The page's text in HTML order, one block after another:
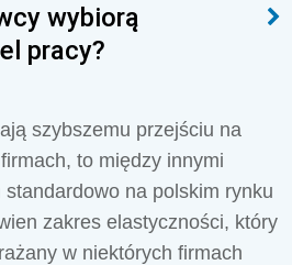
wybiorą
pracy?
szybszemu przejściu na
to między innymi
standardowo na polskim rynku
zakres elastyczności, który
w niektórych firmach